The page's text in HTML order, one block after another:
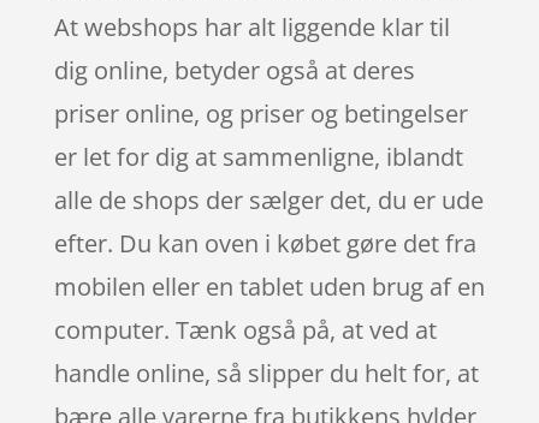
At webshops har alt liggende klar til
dig online, betyder også at deres
priser online, og priser og betingelser
er let for dig at sammenligne, iblandt
alle de shops der sælger det, du er ude
efter. Du kan oven i købet gøre det fra
mobilen eller en tablet uden brug af en
computer. Tænk også på, at ved at
handle online, så slipper du helt for, at
bære alle varerne fra butikkens hylder